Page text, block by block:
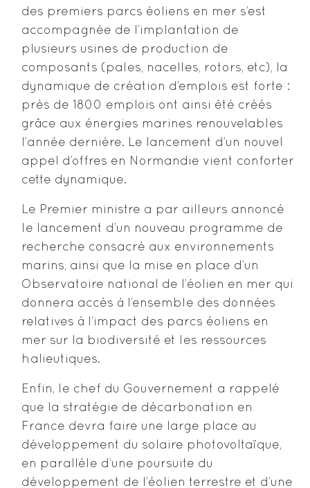
des premiers parcs éoliens en mer s’est
accompagnée de l’implantation de
plusieurs usines de production de
composants (pales, nacelles, rotors, etc), la
dynamique de création d’emplois est forte :
près de 1800 emplois ont ainsi été créés
grâce aux énergies marines renouvelables
l’année dernière. Le lancement d’un nouvel
appel d’offres en Normandie vient conforter
cette dynamique.
Le Premier ministre a par ailleurs annoncé
le lancement d’un nouveau programme de
recherche consacré aux environnements
marins, ainsi que la mise en place d’un
Observatoire national de l’éolien en mer qui
donnera accès à l’ensemble des données
relatives à l’impact des parcs éoliens en
mer sur la biodiversité et les ressources
halieutiques.
Enfin, le chef du Gouvernement a rappelé
que la stratégie de décarbonation en
France devra faire une large place au
développement du solaire photovoltaïque,
en parallèle d’une poursuite du
développement de l’éolien terrestre et d’une